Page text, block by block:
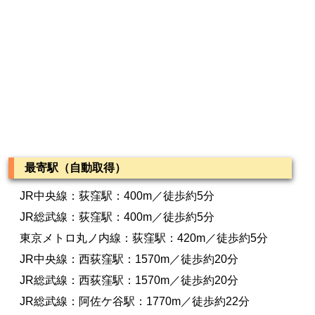
最寄駅（自動取得）
JR中央線：荻窪駅：400m／徒歩約5分
JR総武線：荻窪駅：400m／徒歩約5分
東京メトロ丸ノ内線：荻窪駅：420m／徒歩約5分
JR中央線：西荻窪駅：1570m／徒歩約20分
JR総武線：西荻窪駅：1570m／徒歩約20分
JR総武線：阿佐ケ谷駅：1770m／徒歩約22分